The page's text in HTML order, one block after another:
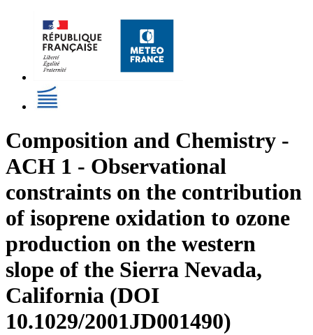
Composition and Chemistry -
ACH 1 - Observational
constraints on the contribution
of isoprene oxidation to ozone
production on the western
slope of the Sierra Nevada,
California (DOI
10.1029/2001JD001490)